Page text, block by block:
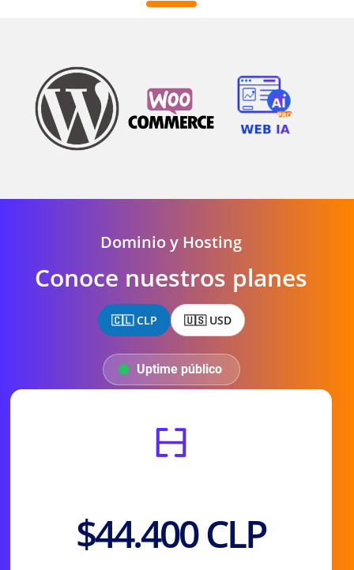
Dominio y Hosting
Conoce nuestros planes
🇨🇱 CLP 🇺🇸 USD
Uptime público
$44.400 CLP